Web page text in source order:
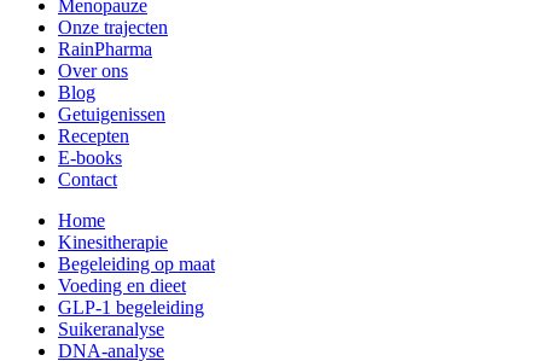
Menopauze
Onze trajecten
RainPharma
Over ons
Blog
Getuigenissen
Recepten
E-books
Contact
Home
Kinesitherapie
Begeleiding op maat
Voeding en dieet
GLP-1 begeleiding
Suikeranalyse
DNA-analyse